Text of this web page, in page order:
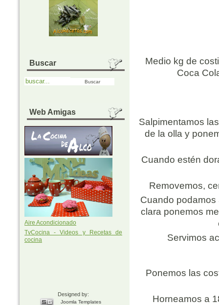
Buscar
Web Amigas
Aire Acondicionado
TvCocina - Videos y Recetas de
cocina
Designed by:
Joomla Templates
Medio kg de
Coca
Salpimentamos
de la olla y
Cuando estén
Removemos,
Cuando podamos
clara ponemos
Servimos
Ponemos las
Horneamos a